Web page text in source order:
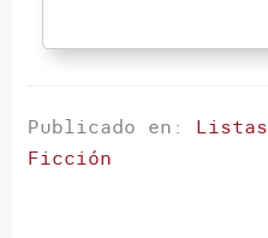
Publicado en: Listas
Ficción